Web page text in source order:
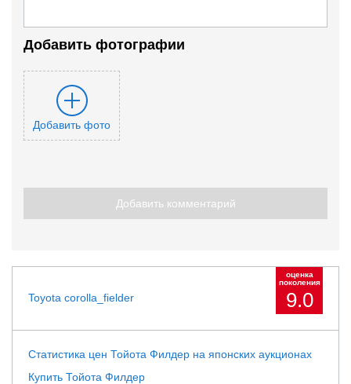
Добавить фотографии
Добавить фото
Добавить комментарий
Toyota corolla_fielder
оценка
поколения
9.0
Статистика цен Тойота Филдер на японских аукционах
Купить Тойота Филдер